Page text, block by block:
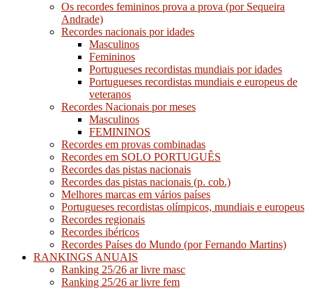
Os recordes femininos prova a prova (por Sequeira
Andrade)
Recordes nacionais por idades
Masculinos
Femininos
Portugueses recordistas mundiais por idades
Portugueses recordistas mundiais e europeus de
veteranos
Recordes Nacionais por meses
Masculinos
FEMININOS
Recordes em provas combinadas
Recordes em SOLO PORTUGUÊS
Recordes das pistas nacionais
Recordes das pistas nacionais (p. cob.)
Melhores marcas em vários países
Portugueses recordistas olímpicos, mundiais e europeus
Recordes regionais
Recordes ibéricos
Recordes Países do Mundo (por Fernando Martins)
RANKINGS ANUAIS
Ranking 25/26 ar livre masc
Ranking 25/26 ar livre fem